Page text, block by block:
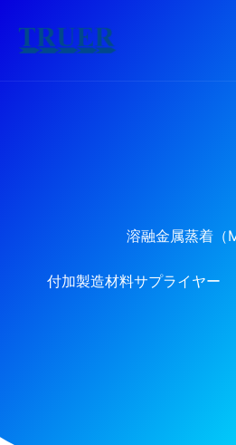
溶融金属蒸着（
付加製造材料サプライヤー